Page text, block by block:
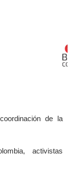
de la
activistas